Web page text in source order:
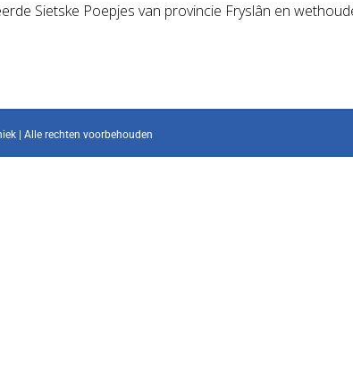
Sietske Poepjes van provincie Fryslân en
| Alle rechten voorbehouden